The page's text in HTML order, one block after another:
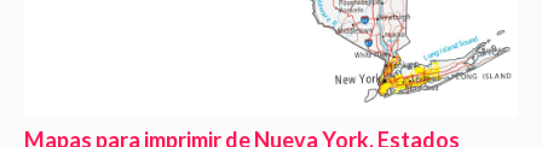
Mapas para imprimir de Nueva York, Estados